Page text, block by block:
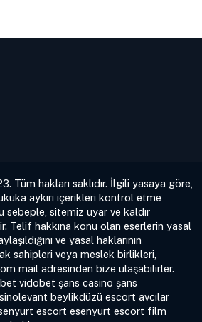
Tüm hakları saklıdır. İlgili yasaya göre,
aykırı içerikleri kontrol etme
sebeple, sitemiz uyar ve kaldır
Telif hakkına konu olan eserlerin yasal
ve yasal haklarının
sahipleri veya meslek birlikleri,
mail adresinden bize ulaşabilirler.
vidobet şans casino şans
beylikdüzü escort avcılar
escort esenyurt escort film